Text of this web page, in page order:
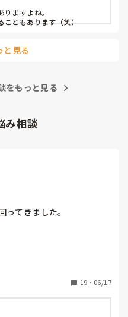
ますよね。
こともあります（笑）
く・別の部屋に行く）だけで
ちがリセットしやすいです。
っています。
と見る
をもっと見る
み相談
てきました。
た。
19 ・ 06/17